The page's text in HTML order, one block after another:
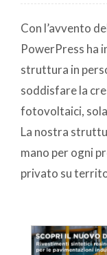
Con l’avvento
PowerPress ha
struttura in
soddisfare la
fotovoltaici,
La nostra
mano per ogni
privato su